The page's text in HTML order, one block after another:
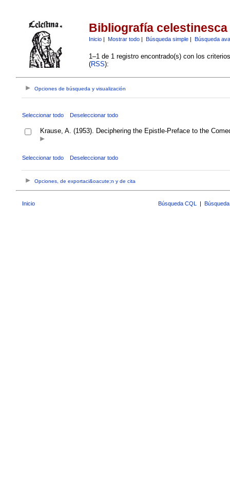
Bibliografía celestinesca
Inicio| Mostrar todo| Búsqueda simple| Búsqueda
1–1 de 1 registro encontrado(s) con los
(RSS):
Opciones de búsqueda y visualización
Seleccionar todo Deseleccionar todo
Krause, A. (1953). Deciphering the Epistle-Preface to the
Seleccionar todo Deseleccionar todo
Opciones, de exportaci&oacute;n y de cita
Inicio Búsqueda CQL |